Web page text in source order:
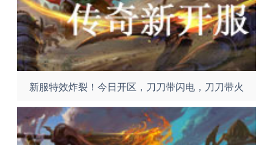
新服特效炸裂！今日开区，刀刀带闪电，刀刀带火
焰！